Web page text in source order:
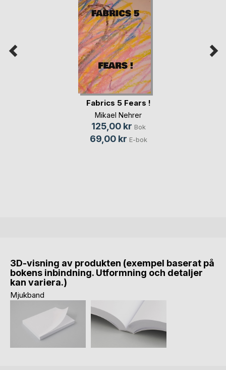
Fabrics 5 Fears !
Mikael Nehrer
125,00 kr Bok
69,00 kr E-bok
3D-visning av produkten (exempel baserat på
bokens inbindning. Utformning och detaljer
kan variera.)
Mjukband